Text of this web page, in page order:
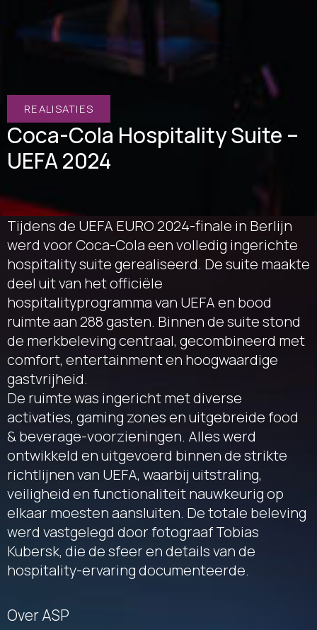
REALISATIES
Coca-Cola Hospitality Suite –
UEFA 2024
Tijdens de UEFA EURO 2024-finale in Berlijn
werd voor Coca-Cola een volledig ingerichte
hospitality suite gerealiseerd. De suite maakte
deel uit van het officiële
hospitalityprogramma van UEFA en bood
ruimte aan 288 gasten. Binnen de suite stond
de merkbeleving centraal, gecombineerd met
comfort, entertainment en hoogwaardige
gastvrijheid.
De ruimte was ingericht met diverse
activaties, gaming zones en uitgebreide food
& beverage-voorzieningen. Alles werd
ontwikkeld en uitgevoerd binnen de strikte
richtlijnen van UEFA, waarbij uitstraling,
veiligheid en functionaliteit nauwkeurig op
elkaar moesten aansluiten. De totale beleving
werd vastgelegd door fotograaf Tobias
Kubersk, die de sfeer en details van de
hospitality-ervaring documenteerde.
Over ASP